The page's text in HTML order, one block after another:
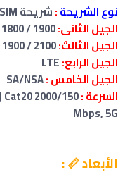
نوع الشريحة:شريحة Nano-SIM
الجيل الثانى:
الجيل الثالث:
الجيل الرابع:
الجيل الخامس :SA/NSA
السرعة :Cat20 2000/150
Mbps, 5G
الأبعاد 📏 :